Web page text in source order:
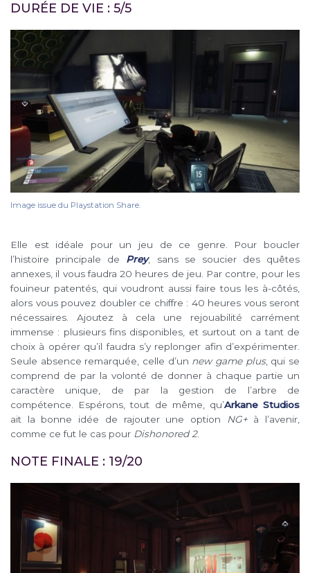
DURÉE DE VIE : 5/5
Image issue du Playstation Share.
Elle est idéale pour un jeu de ce genre. Pour boucler
l’histoire principale de Prey, sans se soucier des quêtes
annexes, il vous faudra 20 heures de jeu. Par contre, pour les
fouineur patentés, qui voudront aussi faire tous les à-côtés,
alors vous pouvez doubler ce chiffre : 40 heures vous seront
nécessaires. Ajoutez à cela une rejouabilité carrément
immense : plusieurs fins disponibles, et surtout on a tant de
choix à opérer qu’il faudra s’y replonger afin d’expérimenter.
Seule absence remarquée, celle d’un new game plus, qui se
comprend de par la volonté de donner à chaque partie un
caractère unique, de par la gestion de l’arbre de
compétence. Espérons, tout de même, qu’Arkane Studios
ait la bonne idée de rajouter une option NG+à l’avenir,
comme ce fut le cas pour Dishonored 2.
NOTE FINALE : 19/20